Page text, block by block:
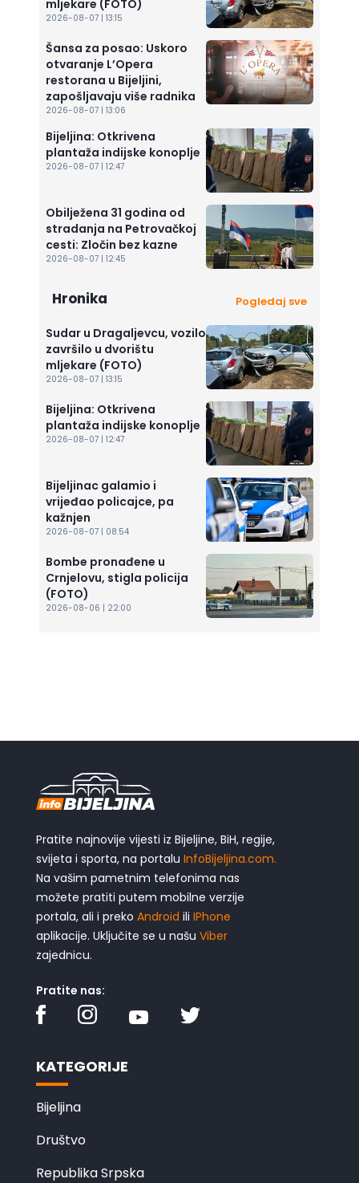
mljekare (FOTO)
2026-08-07 | 13:15
Šansa za posao: Uskoro
otvaranje L’Opera
restorana u Bijeljini,
zapošljavaju više radnika
2026-08-07 | 13:06
Bijeljina: Otkrivena
plantaža indijske konoplje
2026-08-07 | 12:47
Obilježena 31 godina od
stradanja na Petrovačkoj
cesti: Zločin bez kazne
2026-08-07 | 12:45
Hronika Pogledaj sve
Sudar u Dragaljevcu, vozilo
završilo u dvorištu
mljekare (FOTO)
2026-08-07 | 13:15
Bijeljina: Otkrivena
plantaža indijske konoplje
2026-08-07 | 12:47
Bijeljinac galamio i
vrijeđao policajce, pa
kažnjen
2026-08-07 | 08:54
Bombe pronađene u
Crnjelovu, stigla policija
(FOTO)
2026-08-06 | 22:00
Pratite najnovije vijesti iz Bijeljine, BiH, regije,
svijeta i sporta, na portalu InfoBijeljina.com.
Na vašim pametnim telefonima nas
možete pratiti putem mobilne verzije
portala, ali i preko Android ili IPhone
aplikacije. Uključite se u našu Viber
zajednicu.
Pratite nas:
KATEGORIJE
Bijeljina
Društvo
Republika Srpska